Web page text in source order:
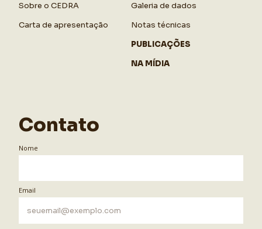
Sobre o CEDRA
Carta de apresentação
Galeria de dados
Notas técnicas
PUBLICAÇÕES
NA MÍDIA
Contato
Nome
Email